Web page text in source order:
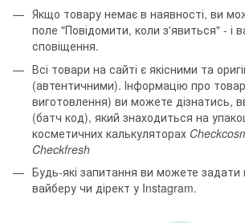
Якщо товару немає в наявності, ви
поле "Повідомити, коли з'явиться" - і
сповіщення.
Всі товари на сайті є якісними та
(автентичними). Інформацію про
виготовлення) ви можете дізнатись,
(батч код), який знаходиться на
косметичних калькуляторах
Checkfresh
Будь-які запитання ви можете задати
вайберу чи дірект у Instagram.